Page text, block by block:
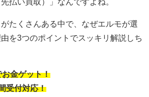
たくさんある中で、なぜエルモが選
を3つのポイントでスッキリ解説しち
金ゲット！
受付対応！